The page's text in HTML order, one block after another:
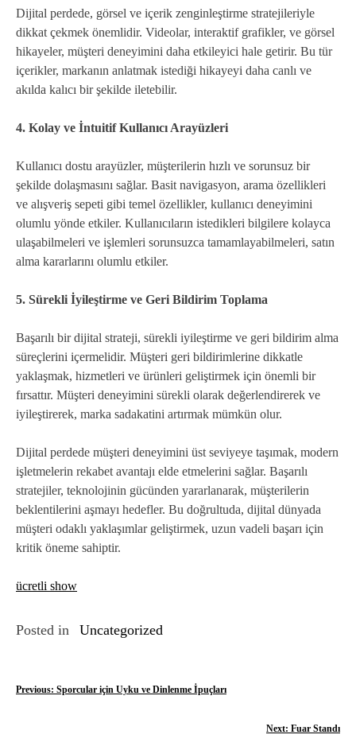
Dijital perdede, görsel ve içerik zenginleştirme stratejileriyle
dikkat çekmek önemlidir. Videolar, interaktif grafikler, ve görsel
hikayeler, müşteri deneyimini daha etkileyici hale getirir. Bu tür
içerikler, markanın anlatmak istediği hikayeyi daha canlı ve
akılda kalıcı bir şekilde iletebilir.
4. Kolay ve İntuitif Kullanıcı Arayüzleri
Kullanıcı dostu arayüzler, müşterilerin hızlı ve sorunsuz bir
şekilde dolaşmasını sağlar. Basit navigasyon, arama özellikleri
ve alışveriş sepeti gibi temel özellikler, kullanıcı deneyimini
olumlu yönde etkiler. Kullanıcıların istedikleri bilgilere kolayca
ulaşabilmeleri ve işlemleri sorunsuzca tamamlayabilmeleri, satın
alma kararlarını olumlu etkiler.
5. Sürekli İyileştirme ve Geri Bildirim Toplama
Başarılı bir dijital strateji, sürekli iyileştirme ve geri bildirim alma
süreçlerini içermelidir. Müşteri geri bildirimlerine dikkatle
yaklaşmak, hizmetleri ve ürünleri geliştirmek için önemli bir
fırsattır. Müşteri deneyimini sürekli olarak değerlendirerek ve
iyileştirerek, marka sadakatini artırmak mümkün olur.
Dijital perdede müşteri deneyimini üst seviyeye taşımak, modern
işletmelerin rekabet avantajı elde etmelerini sağlar. Başarılı
stratejiler, teknolojinin gücünden yararlanarak, müşterilerin
beklentilerini aşmayı hedefler. Bu doğrultuda, dijital dünyada
müşteri odaklı yaklaşımlar geliştirmek, uzun vadeli başarı için
kritik öneme sahiptir.
ücretli show
Posted in Uncategorized
Y
Previous: Sporcular için Uyku ve Dinlenme İpuçları
Next: Fuar Standı